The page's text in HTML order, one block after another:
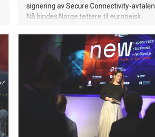
signering av Secure Connectivity-avtalen.
Nå bindes Norge tettere til europeisk